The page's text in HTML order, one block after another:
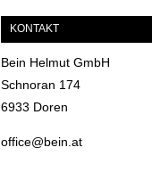
KONTAKT
Bein Helmut GmbH
Schnoran 174
6933 Doren
office@bein.at